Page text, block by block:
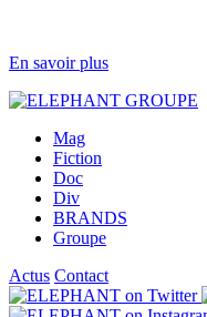
En savoir plus
Mag
Fiction
Doc
Div
BRANDS
Groupe
Actus Contact